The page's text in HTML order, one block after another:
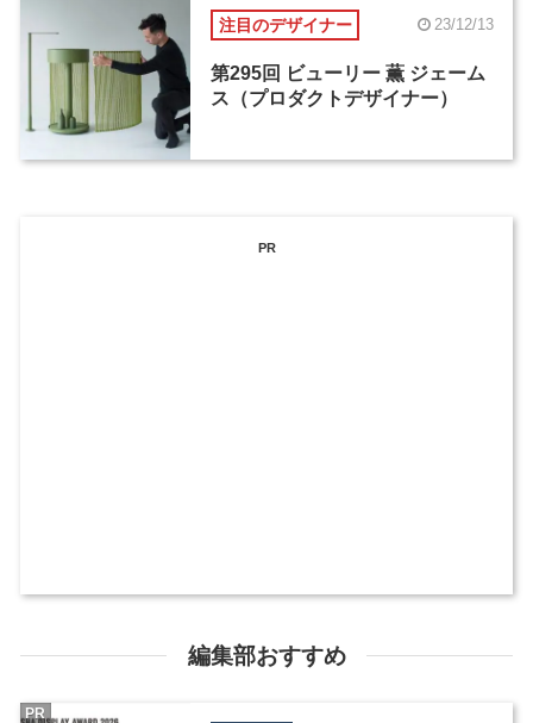
注目のデザイナー 23/12/13
第295回 ビューリー 薫 ジェーム
ス（プロダクトデザイナー）
PR
編集部おすすめ
PR